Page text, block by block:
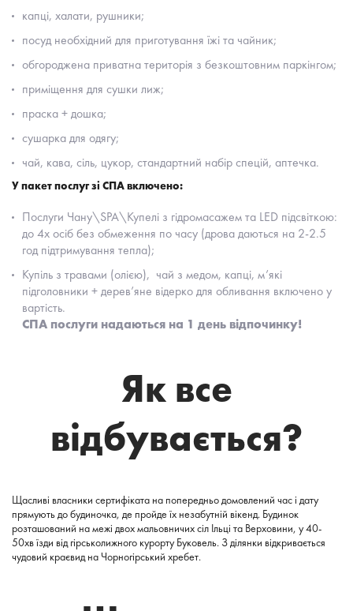
капці, халати, рушники;
посуд необхідний для приготування їжі та чайник;
обгороджена приватна територія з безкоштовним паркінгом;
приміщення для сушки лиж;
праска + дошка;
сушарка для одягу;
чай, кава, сіль, цукор, стандартний набір спецій, аптечка.
У пакет послуг зі СПА включено:
Послуги Чану\SPA\Купелі з гідромасажем та LED підсвіткою:
до 4х осіб без обмеження по часу (дрова даються на 2-2.5
год підтримування тепла);
Купіль з травами (олією), чай з медом, капці, м’які
підголовники + дерев’яне відерко для обливання включено у
вартість.
СПА послуги надаються на 1 день відпочинку!
Як все
відбувається?
Щасливі власники сертифіката на попередньо домовлений час і дату
прямують до будиночка, де пройде їх незабутній вікенд. Будинок
розташований на межі двох мальовничих сіл Ільці та Верховини, у 40-
50хв їзди від гірськолижного курорту Буковель. З ділянки відкривається
чудовий краєвид на Чорногірський хребет.